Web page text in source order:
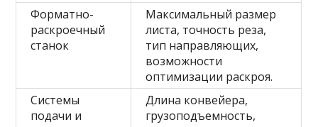
Форматно-
раскроечный
станок
Максимальный размер
листа, точность реза,
тип направляющих,
возможности
оптимизации раскроя.
Системы
подачи и
Длина конвейера,
грузоподъемность,